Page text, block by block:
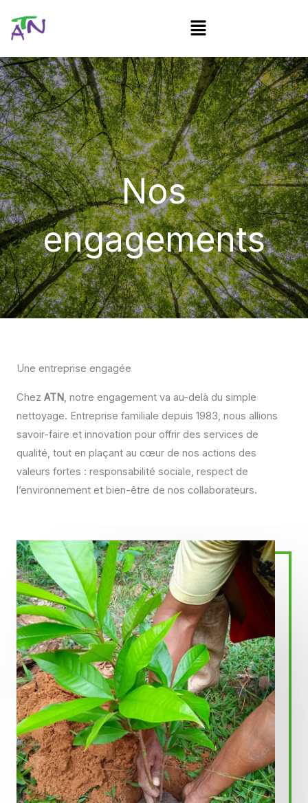
Menu
Nos
engagements
Une entreprise engagée
Chez ATN, notre engagement va au-delà du simple
nettoyage. Entreprise familiale depuis 1983, nous allions
savoir-faire et innovation pour offrir des services de
qualité, tout en plaçant au cœur de nos actions des
valeurs fortes : responsabilité sociale, respect de
l’environnement et bien-être de nos collaborateurs.